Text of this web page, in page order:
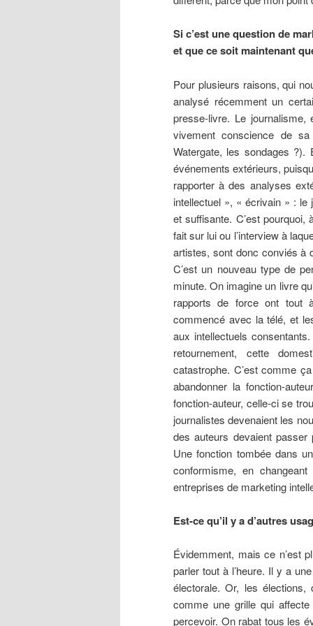
Si c’est une question de
et que ce soit maintenant
Pour plusieurs raisons, qui
analysé récemment un
presse-livre. Le
vivement conscience de
Watergate, les sondages
événements extérieurs,
rapporter à des analyses
intellectuel », « écrivain » :
et suffisante. C’est pourquoi,
fait sur lui ou l’interview à
artistes, sont donc conviés à
C’est un nouveau type de
minute. On imagine un livre
rapports de force ont tout
commencé avec la télé, et
aux intellectuels
retournement, cette
catastrophe. C’est comme
abandonner la fonction-
fonction-auteur, celle-ci se
journalistes devenaient les
des auteurs devaient
Une fonction tombée dans
conformisme, en
entreprises de marketing
Est-ce qu’il y a d’autres
Évidemment, mais ce n’est
parler tout à l’heure. Il y a
électorale. Or, les
comme une grille qui
percevoir. On rabat tous les